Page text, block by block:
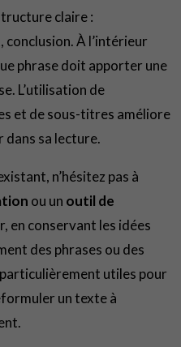
claire :
À l’intérieur
phrase doit apporter une
L’utilisation de
et de sous-titres améliore
sa lecture.
n’hésitez pas à
ou un outil de
en conservant les idées
des phrases ou des
utiles pour
un texte à